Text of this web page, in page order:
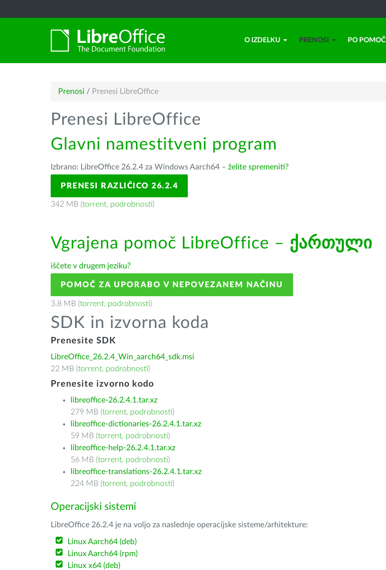
O IZDELKU PRENOSI PO POMOČ
Prenosi / Prenesi LibreOffice
Prenesi LibreOffice
Glavni namestitveni program
Izbrano: LibreOffice 26.2.4 za Windows Aarch64 – želite spremeniti?
PRENESI RAZLIČICO 26.2.4
342 MB (torrent, podrobnosti)
Vgrajena pomoč LibreOffice – ქართული
iščete v drugem jeziku?
POMOČ ZA UPORABO V NEPOVEZANEM NAČINU
3.8 MB (torrent, podrobnosti)
SDK in izvorna koda
Prenesite SDK
LibreOffice_26.2.4_Win_aarch64_sdk.msi
22 MB (torrent, podrobnosti)
Prenesite izvorno kodo
libreoffice-26.2.4.1.tar.xz
279 MB (torrent, podrobnosti)
libreoffice-dictionaries-26.2.4.1.tar.xz
59 MB (torrent, podrobnosti)
libreoffice-help-26.2.4.1.tar.xz
56 MB (torrent, podrobnosti)
libreoffice-translations-26.2.4.1.tar.xz
224 MB (torrent, podrobnosti)
Operacijski sistemi
LibreOffice 26.2.4 je na voljo za naslednje operacijske sisteme/arhitekture:
Linux Aarch64 (deb)
Linux Aarch64 (rpm)
Linux x64 (deb)